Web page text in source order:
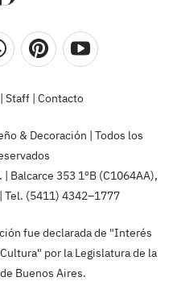
Staff| Contacto
& Decoración | Todos los
| Balcarce 353 1ºB (C1064AA),
Tel. (5411) 4342–1777
fue declarada de "Interés
por la Legislatura de la
Buenos Aires.